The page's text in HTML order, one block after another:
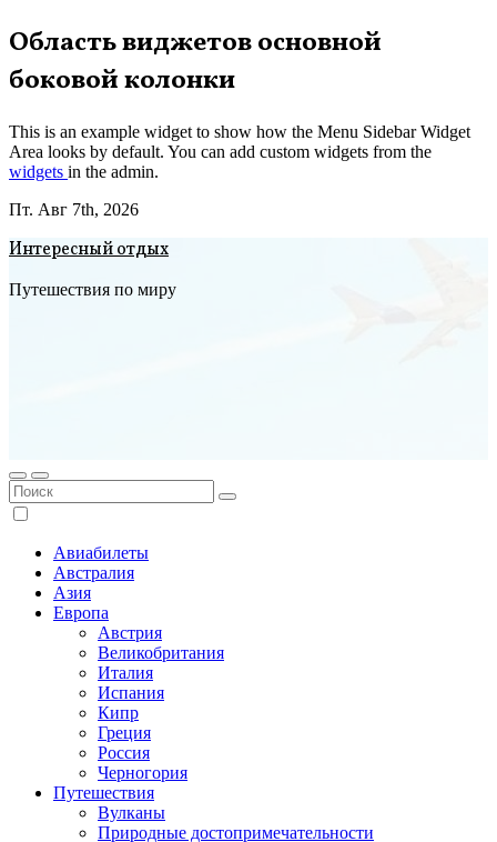
Перейти
к
содержимому
Область виджетов основной
боковой колонки
This is an example widget to show how the Menu Sidebar Widget
Area looks by default. You can add custom widgets from the
widgets in the admin.
Пт. Авг 7th, 2026
Интересный отдых
Путешествия по миру
Авиабилеты
Австралия
Азия
Европа
Австрия
Великобритания
Италия
Испания
Кипр
Греция
Россия
Черногория
Путешествия
Вулканы
Природные достопримечательности